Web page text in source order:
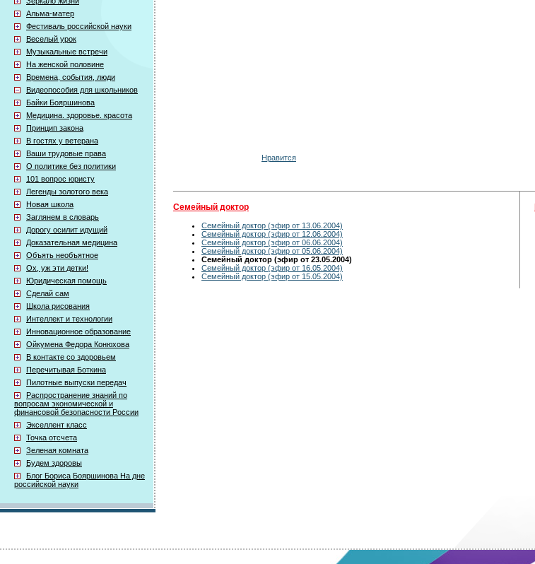
Альма-матер
Фестиваль российской науки
Веселый урок
Музыкальные встречи
На женской половине
Времена, события, люди
Видеопособия для школьников
Байки Бояршинова
Медицина. здоровье. красота
Принцип закона
В гостях у ветерана
Ваши трудовые права
О политике без политики
101 вопрос юристу
Легенды золотого века
Новая школа
Заглянем в словарь
Дорогу осилит идущий
Доказательная медицина
Объять необъятное
Ох, уж эти детки!
Юридическая помощь
Сделай сам
Школа рисования
Интеллект и технологии
Инновационное образование
Ойкумена Федора Конюхова
В контакте со здоровьем
Перечитывая Боткина
Пилотные выпуски передач
Распространение знаний по
вопросам экономической и
финансовой безопасности России
Экселлент класс
Точка отсчета
Зеленая комната
Будем здоровы
Блог Бориса Бояршинова На дне
российской науки
Нравится
Семейный доктор
Семейный доктор (эфир от 13.06.2004)
Семейный доктор (эфир от 12.06.2004)
Семейный доктор (эфир от 06.06.2004)
Семейный доктор (эфир от 05.06.2004)
Семейный доктор (эфир от 23.05.2004)
Семейный доктор (эфир от 16.05.2004)
Семейный доктор (эфир от 15.05.2004)